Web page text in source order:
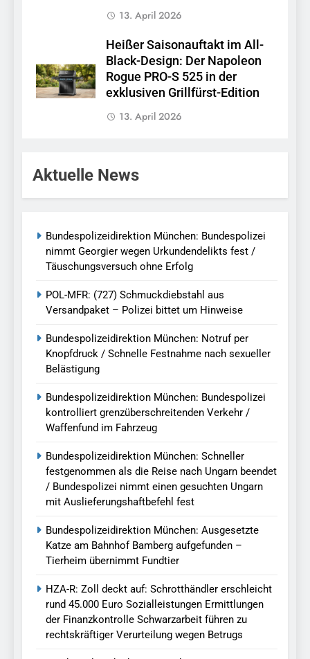
13. April 2026
Heißer Saisonauftakt im All-
Black-Design: Der Napoleon
Rogue PRO-S 525 in der
exklusiven Grillfürst-Edition
13. April 2026
Aktuelle News
Bundespolizeidirektion München: Bundespolizei
nimmt Georgier wegen Urkundendelikts fest /
Täuschungsversuch ohne Erfolg
POL-MFR: (727) Schmuckdiebstahl aus
Versandpaket – Polizei bittet um Hinweise
Bundespolizeidirektion München: Notruf per
Knopfdruck / Schnelle Festnahme nach sexueller
Belästigung
Bundespolizeidirektion München: Bundespolizei
kontrolliert grenzüberschreitenden Verkehr /
Waffenfund im Fahrzeug
Bundespolizeidirektion München: Schneller
festgenommen als die Reise nach Ungarn beendet
/ Bundespolizei nimmt einen gesuchten Ungarn
mit Auslieferungshaftbefehl fest
Bundespolizeidirektion München: Ausgesetzte
Katze am Bahnhof Bamberg aufgefunden –
Tierheim übernimmt Fundtier
HZA-R: Zoll deckt auf: Schrotthändler erschleicht
rund 45.000 Euro Sozialleistungen Ermittlungen
der Finanzkontrolle Schwarzarbeit führen zu
rechtskräftiger Verurteilung wegen Betrugs